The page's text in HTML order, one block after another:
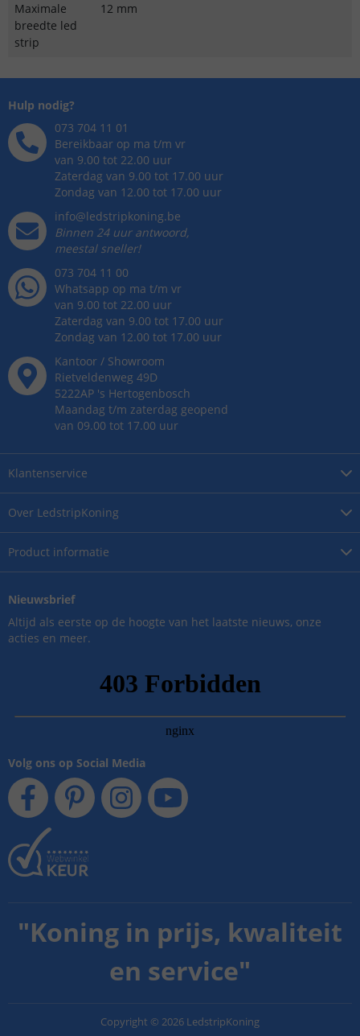
Maximale
breedte led
strip
12 mm
Over LedstripKoning
Product informatie
Klantenservice
Hulp nodig?
073 704 11 01
Bereikbaar op ma t/m vr
van 9.00 tot 22.00 uur
Zaterdag van 9.00 tot 17.00 uur
Zondag van 12.00 tot 17.00 uur
info@ledstripkoning.be
Binnen 24 uur antwoord,
meestal sneller!
073 704 11 00
Whatsapp op ma t/m vr
van 9.00 tot 22.00 uur
Zaterdag van 9.00 tot 17.00 uur
Zondag van 12.00 tot 17.00 uur
Kantoor / Showroom
Rietveldenweg 49D
5222AP 's Hertogenbosch
Maandag t/m zaterdag geopend
van 09.00 tot 17.00 uur
Nieuwsbrief
Altijd als eerste op de hoogte van het laatste nieuws, onze
acties en meer.
Volg ons op Social Media
"Koning in prijs, kwaliteit
en service"
Copyright © 2026 LedstripKoning